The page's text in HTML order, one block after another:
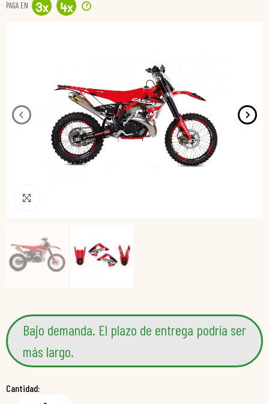
PAGA EN 3x 4x ?
Bajo demanda. El plazo de entrega podría ser
más largo.
Cantidad: